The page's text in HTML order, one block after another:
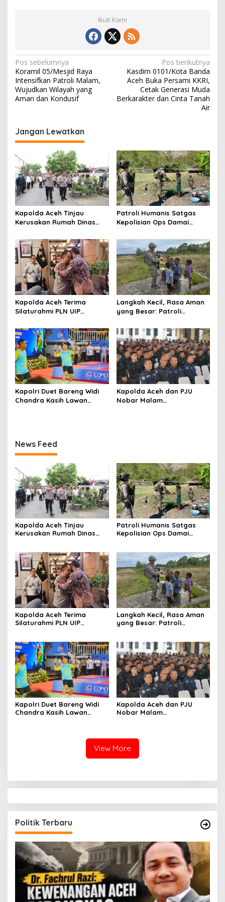
Ikuti Kami
N
a
v
i
a
i
p
o
s
Pos sebelumnya
Koramil 05/Mesjid Raya
Intensifkan Patroli Malam,
Wujudkan Wilayah yang
Aman dan Kondusif
Pos berikutnya
Kasdim 0101/Kota Banda
Aceh Buka Persami KKRI,
Cetak Generasi Muda
Berkarakter dan Cinta Tanah
Air
Jangan Lewatkan
Kapolda Aceh Tinjau
Kerusakan Rumah Dinas
Angin Kencang Disertai
Hujan
Patroli Humanis Satgas
Kepolisian Ops Damai
Pererat Kedekatan dengan
Masyarakat
Kapolda Aceh Terima
Silaturahmi PLN UIP
Perkuat Sinergi Dukung
Infrastruktur
Ketenagalistrikan
Langkah Kecil, Rasa Aman
yang Besar: Patroli
Cartenz Hangatkan
Kenyam
Kapolri Duet Bareng Widi
Chandra Kasih Lawan
Kapolda Aceh dan PJU
Nobar Malam
News Feed
Kapolda Aceh Tinjau
Kerusakan Rumah Dinas
Hujan
Patroli Humanis Satgas
Kepolisian Ops Damai
Masyarakat
Kapolda Aceh Terima
Silaturahmi PLN UIP
Infrastruktur
Ketenagalistrikan
Langkah Kecil, Rasa Aman
yang Besar: Patroli
Kenyam
Kapolri Duet Bareng Widi
Chandra Kasih Lawan
Kapolda Aceh dan PJU
Nobar Malam
View More
Politik Terbaru